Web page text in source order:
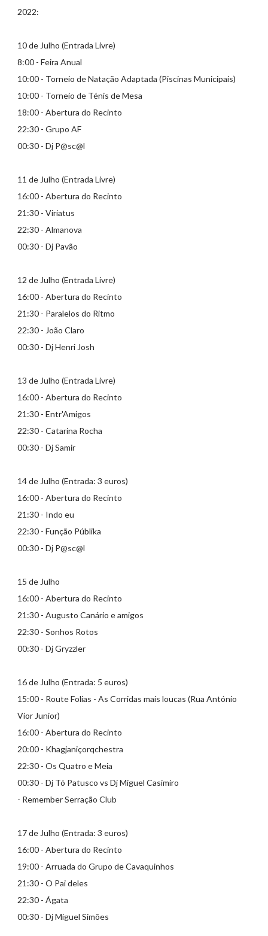
2022:
10 de Julho (Entrada Livre)
8:00 - Feira Anual
10:00 - Torneio de Natação Adaptada (Piscinas Municipais)
10:00 - Torneio de Ténis de Mesa
18:00 - Abertura do Recinto
22:30 - Grupo AF
00:30 - Dj P@sc@l
11 de Julho (Entrada Livre)
16:00 - Abertura do Recinto
21:30 - Viriatus
22:30 - Almanova
00:30 - Dj Pavão
12 de Julho (Entrada Livre)
16:00 - Abertura do Recinto
21:30 - Paralelos do Ritmo
22:30 - João Claro
00:30 - Dj Henri Josh
13 de Julho (Entrada Livre)
16:00 - Abertura do Recinto
21:30 - Entr'Amigos
22:30 - Catarina Rocha
00:30 - Dj Samir
14 de Julho (Entrada: 3 euros)
16:00 - Abertura do Recinto
21:30 - Indo eu
22:30 - Função Públika
00:30 - Dj P@sc@l
15 de Julho
16:00 - Abertura do Recinto
21:30 - Augusto Canário e amigos
22:30 - Sonhos Rotos
00:30 - Dj Gryzzler
16 de Julho (Entrada: 5 euros)
15:00 - Route Folias - As Corridas mais loucas (Rua António
Vior Junior)
16:00 - Abertura do Recinto
20:00 - Khagjaniçorqchestra
22:30 - Os Quatro e Meia
00:30 - Dj Tó Patusco vs Dj Miguel Casimiro
- Remember Serração Club
17 de Julho (Entrada: 3 euros)
16:00 - Abertura do Recinto
19:00 - Arruada do Grupo de Cavaquinhos
21:30 - O Pai deles
22:30 - Ágata
00:30 - Dj Miguel Simões